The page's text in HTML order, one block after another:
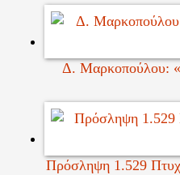
Δ. Μαρκοπούλου:
Πρόσληψη 1.529